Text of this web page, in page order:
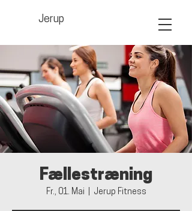
Jerup
Fællestræning
Fr., 01. Mai Jerup Fitness